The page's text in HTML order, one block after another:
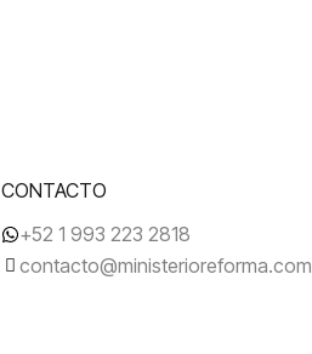
CONTACTO
+52 1 993 223 2818
contacto@ministerioreforma.com